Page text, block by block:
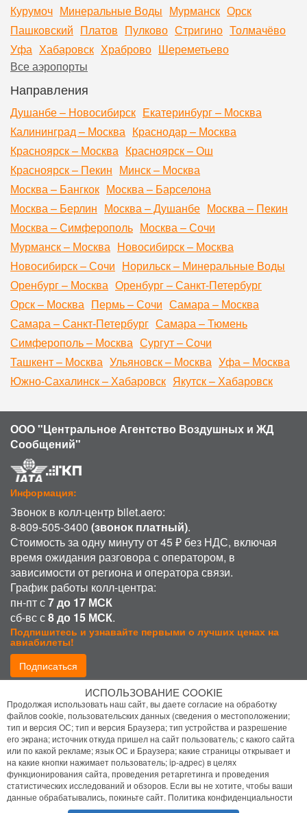
Курумоч Минеральные Воды Мурманск Орск
Пашковский Платов Пулково Стригино Толмачёво
Уфа Хабаровск Храброво Шереметьево
Все аэропорты
Направления
Душанбе – Новосибирск Екатеринбург – Москва
Калининград – Москва Краснодар – Москва
Красноярск – Москва Красноярск – Ош
Красноярск – Пекин Минск – Москва
Москва – Бангкок Москва – Барселона
Москва – Берлин Москва – Душанбе Москва – Пекин
Москва – Симферополь Москва – Сочи
Мурманск – Москва Новосибирск – Москва
Новосибирск – Сочи Норильск – Минеральные Воды
Оренбург – Москва Оренбург – Санкт-Петербург
Орск – Москва Пермь – Сочи Самара – Москва
Самара – Санкт-Петербург Самара – Тюмень
Симферополь – Москва Сургут – Сочи
Ташкент – Москва Ульяновск – Москва Уфа – Москва
Южно-Сахалинск – Хабаровск Якутск – Хабаровск
ООО "Центральное Агентство Воздушных и ЖД
Сообщений"
Информация:
Звонок в колл-центр bilet.aero:
8-809-505-3400 (звонок платный).
Стоимость за одну минуту от 45 ₽ без НДС, включая
время ожидания разговора с оператором, в
зависимости от региона и оператора связи.
График работы колл-центра:
пн-пт с7 до 17 МСК
сб-вс с8 до 15 МСК.
Подпишитесь и узнавайте первыми о лучших ценах на
авиабилеты!
Подписаться
Присоединиться:
Политика конфиденциальности
ИСПОЛЬЗОВАНИЕ COOKIE
Продолжая использовать наш сайт, вы даете согласие на обработку
файлов cookie, пользовательских данных (сведения о местоположении;
тип и версия ОС; тип и версия Браузера; тип устройства и разрешение
его экрана; источник откуда пришел на сайт пользователь; с какого сайта
или по какой рекламе; язык ОС и Браузера; какие страницы открывает и
на какие кнопки нажимает пользователь; ip-адрес) в целях
функционирования сайта, проведения ретаргетинга и проведения
статистических исследований и обзоров. Если вы не хотите, чтобы ваши
данные обрабатывались, покиньте сайт. Политика конфиденциальности